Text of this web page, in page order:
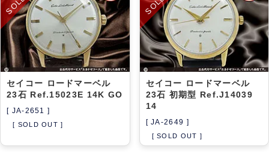
セイコー ロードマーベル
23石 Ref.15023E 14K GO
[ JA-2651 ]
[ SOLD OUT ]
セイコー ロードマーベル
23石 初期型 Ref.J14039
14
[ JA-2649 ]
[ SOLD OUT ]